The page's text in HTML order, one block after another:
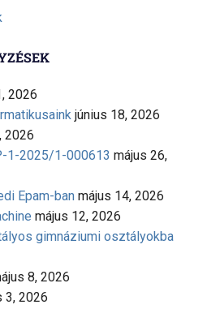
2026
június 18, 2026
2026
1-2025/1-000613 május 26,
Epam-ban május 14, 2026
május 12, 2026
gimnáziumi osztályokba
8, 2026
3, 2026